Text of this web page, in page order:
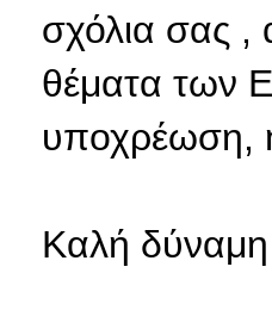
σχόλια σας ,
θέματα των
υποχρέωση,
Καλή δύναμη